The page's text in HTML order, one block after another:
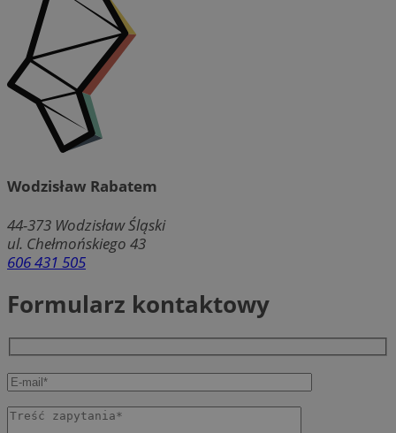
Wodzisław Rabatem
44-373 Wodzisław Śląski
ul. Chełmońskiego 43
606 431 505
Formularz kontaktowy